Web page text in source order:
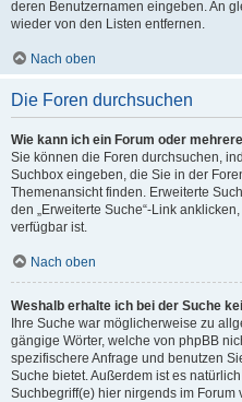
deren Benutzernamen eingeben. An
wieder von den Listen entfernen.
Nach oben
Die Foren durchsuchen
Wie kann ich ein Forum oder
Sie können die Foren durchsuchen,
Suchbox eingeben, die Sie in der
Themenansicht finden. Erweiterte
den „Erweiterte Suche“-Link
verfügbar ist.
Nach oben
Weshalb erhalte ich bei der Suche
Ihre Suche war möglicherweise zu
gängige Wörter, welche von phpBB
spezifischere Anfrage und benutzen
Suche bietet. Außerdem ist es
Suchbegriff(e) hier nirgends im